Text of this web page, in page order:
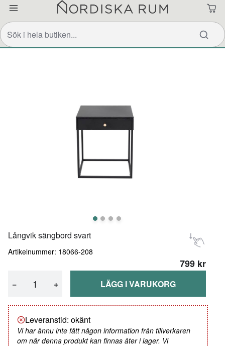
Långvik sängbord svart
Artikelnummer: 18066-208
799 kr
− + LÄGG I VARUKORG
Leveranstid: okänt
Vi har ännu inte fått någon information från tillverkaren
om när denna produkt kan finnas åter i lager. Vi